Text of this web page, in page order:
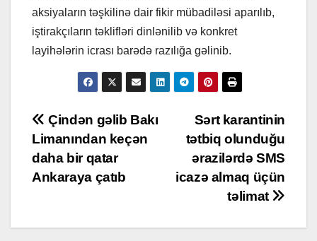
aksiyaların təşkilinə dair fikir mübadiləsi aparılıb,
iştirakçıların təklifləri dinlənilib və konkret
layihələrin icrası barədə razılığa gəlinib.
Post
navigation
Sərt karantinin
tətbiq olunduğu
ərazilərdə SMS
icazə almaq üçün
təlimat
Çindən gəlib Bakı
Limanından keçən
daha bir qatar
Ankaraya çatıb